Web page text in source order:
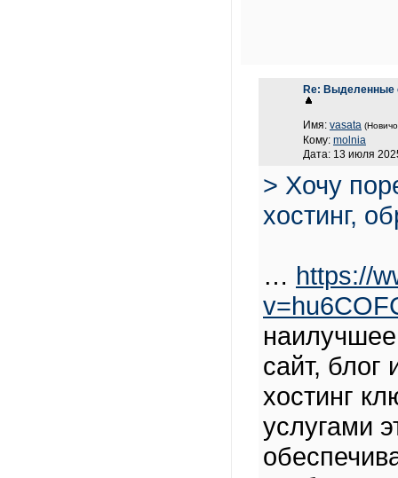
Re: Выделенные
Имя: vasata
Кому: molnia
Дата: 13 июля
> Хочу
хостинг,
… https://
сайт,
хостинг
услугами